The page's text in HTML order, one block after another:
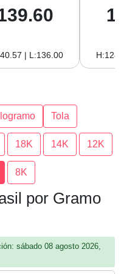
| L:136.00
Tola
18K 14K 12K
8K
por Gramo
sábado 08 agosto 2026,